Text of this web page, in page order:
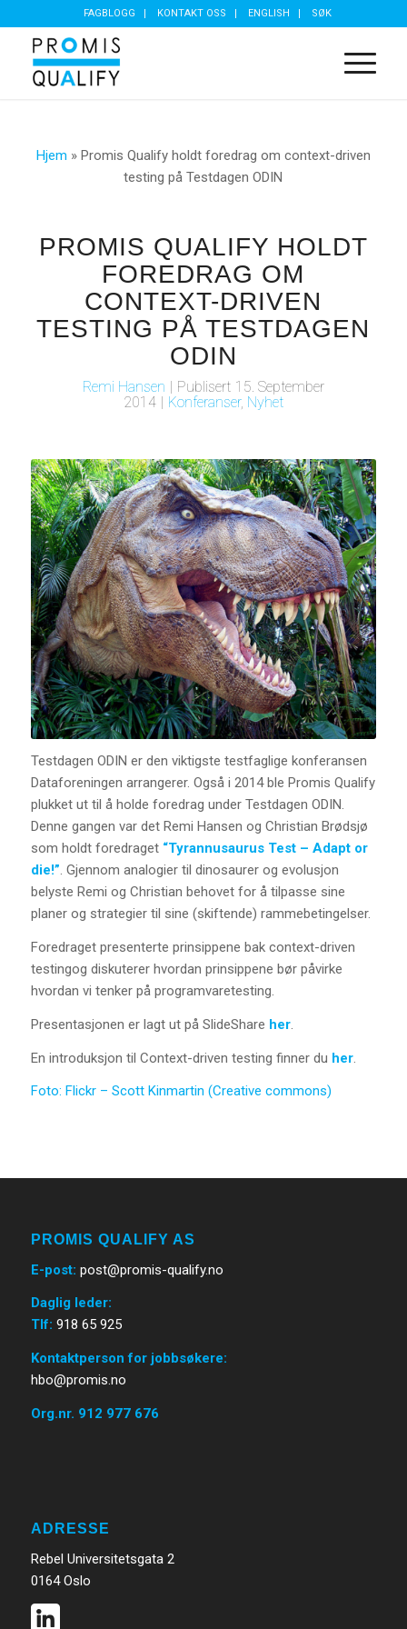
FAGBLOGG KONTAKT OSS ENGLISH SØK
Hjem » Promis Qualify holdt foredrag om context-driven
testing på Testdagen ODIN
PROMIS QUALIFY HOLDT
FOREDRAG OM
CONTEXT-DRIVEN
TESTING PÅ TESTDAGEN
ODIN
Remi Hansen | Publisert 15. September
2014 | Konferanser, Nyhet
Testdagen ODIN er den viktigste testfaglige konferansen
Dataforeningen arrangerer. Også i 2014 ble Promis Qualify
plukket ut til å holde foredrag under Testdagen ODIN.
Denne gangen var det Remi Hansen og Christian Brødsjø
som holdt foredraget“Tyrannusaurus Test – Adapt or
die!”. Gjennom analogier til dinosaurer og evolusjon
belyste Remi og Christian behovet for å tilpasse sine
planer og strategier til sine (skiftende) rammebetingelser.
Foredraget presenterte prinsippene bak context-driven
testingog diskuterer hvordan prinsippene bør påvirke
hvordan vi tenker på programvaretesting.
Presentasjonen er lagt ut på SlideShare her.
En introduksjon til Context-driven testing finner du her.
Foto: Flickr – Scott Kinmartin (Creative commons)
PROMIS QUALIFY AS
E-post: post@promis-qualify.no
Daglig leder:
Tlf: 918 65 925
Kontaktperson for jobbsøkere:
hbo@promis.no
Org.nr. 912 977 676
ADRESSE
Rebel Universitetsgata 2
0164 Oslo